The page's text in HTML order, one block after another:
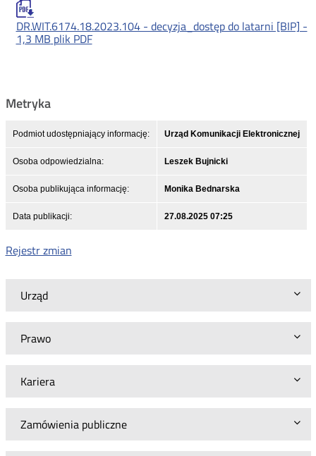
Urząd
Prawo
Kariera
Zamówienia publiczne
DR.WIT.6174.18.2023.104 - decyzja_dostęp do latarni [BIP] -
1,3 MB plik PDF
Metryka
Podmiot udostępniający informację: Urząd Komunikacji Elektronicznej
Osoba odpowiedzialna: Leszek Bujnicki
Osoba publikująca informację: Monika Bednarska
Data publikacji: 27.08.2025 07:25
Rejestr zmian